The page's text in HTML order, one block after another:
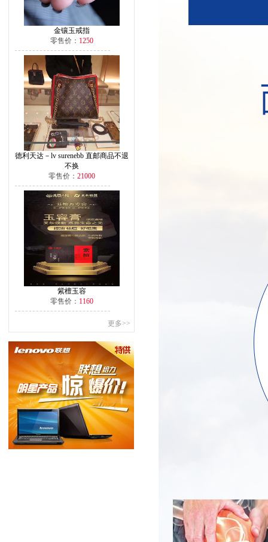
金镶玉戒指
零售价： 1250
德利天达－lv surenebb 直邮商品不退
不换
零售价： 21000
紫檀玉容
零售价： 1160
更多>>